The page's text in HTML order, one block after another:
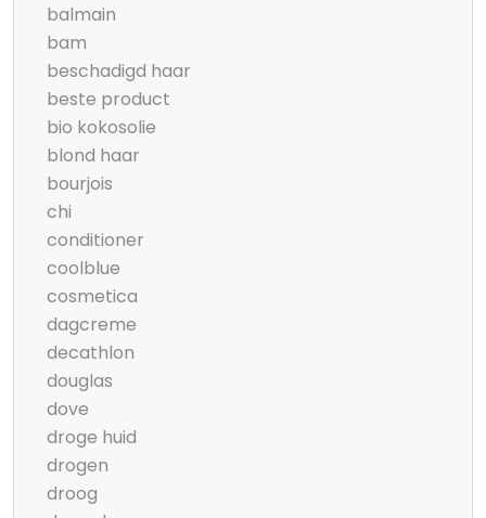
balmain
bam
beschadigd haar
beste product
bio kokosolie
blond haar
bourjois
chi
conditioner
coolblue
cosmetica
dagcreme
decathlon
douglas
dove
droge huid
drogen
droog